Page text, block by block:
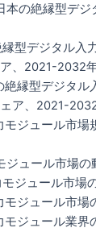
本の絶縁型デジ
型デジタル入
、2021-2032
絶縁型デジタル
ア、2021-
モジュール市場
ジュール市場の
ジュール市場
ジュール市場
ジュール業界